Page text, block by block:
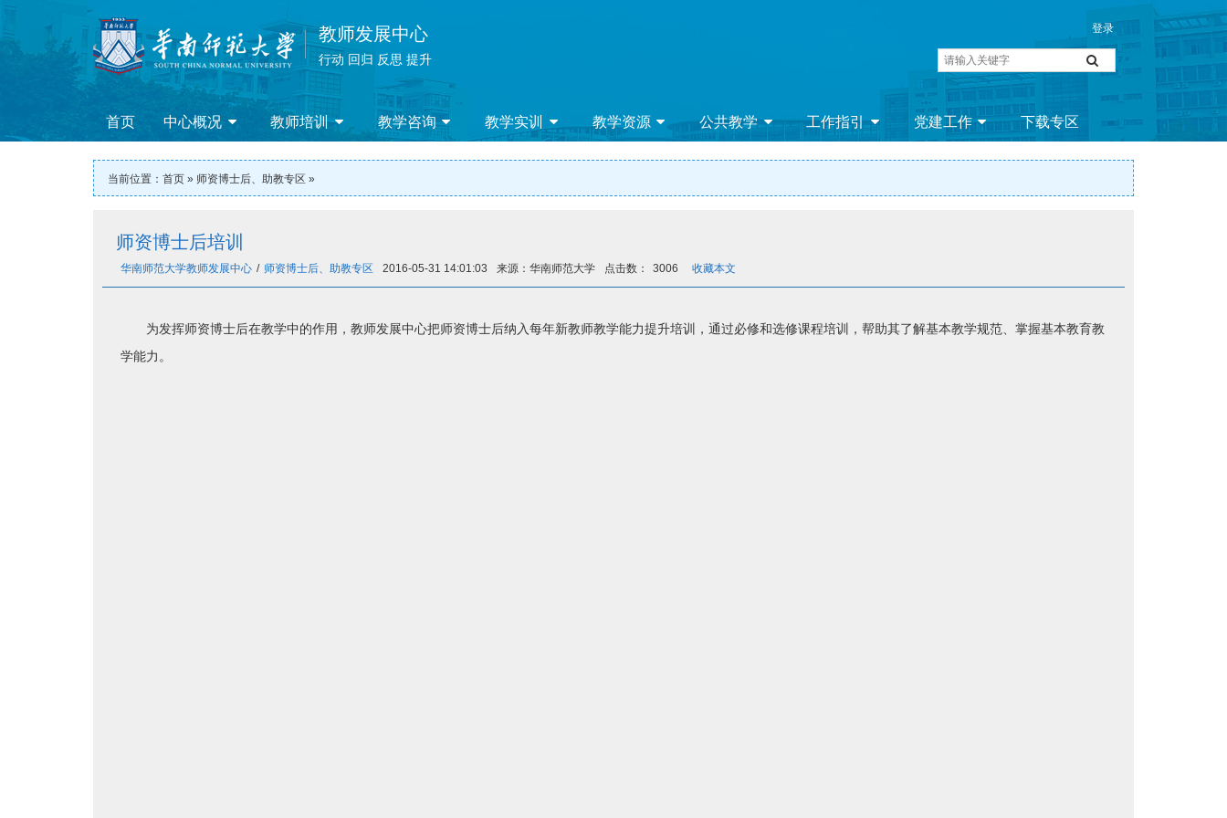
教师发展中心
行动 回归 反思 提升
首页 中心概况 教师培训 教学咨询 教学实训 教学资源 公共教学 工作指引 党建工作 下载专区
当前位置： 首页 » 师资博士后、助教专区 »
师资博士后培训
华南师范大学教师发展中心 / 师资博士后、助教专区 2016-05-31 14:01:03 来源：华南师范大学 点击数： 3006 收藏本文
为发挥师资博士后在教学中的作用，教师发展中心把师资博士后纳入每年新教师教学能力提升培训，通过必修和选修课程培训，帮助其了解基本教学规范、掌握基本教育教
学能力。